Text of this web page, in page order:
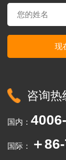
咨询热
国内：
国际： ＋